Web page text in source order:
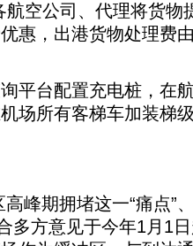
航空公司、代理将货物
惠，出港货物处理费
台配置充电桩，在
场所有客梯车加装梯
期拥堵这一“痛点”、
多方意见于今年1月1